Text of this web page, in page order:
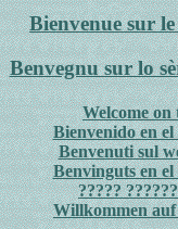
Bienvenue sur
Benvegnu sur lo
Welcome on
Bienvenido en
Benvenuti sul
Benvinguts en
?????
Willkommen auf